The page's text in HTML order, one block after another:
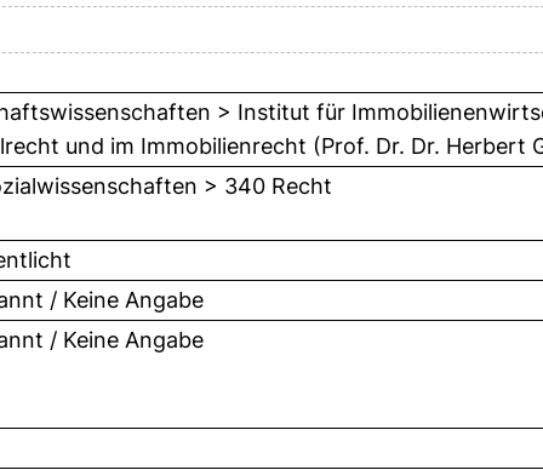
> Institut für
und im Immobilienrecht (Prof. Dr. Dr. Herbert
> 340 Recht
/ Keine Angabe
/ Keine Angabe